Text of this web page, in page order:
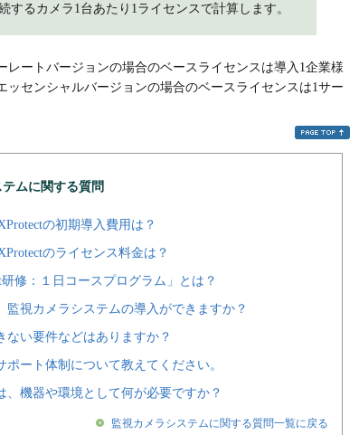
するカメラ1台あたり1ライセンスで計算します。
レートバージョンの場合のベースライセンスは導入1企業様
ッセンシャルバージョンの場合のベースライセンスは1サー
ムに関する質問
の初期導入費用は？
のライセンス料金は？
修：１日コースプログラム」とは？
視カメラシステムの導入ができますか？
ない要件などはありますか？
ート体制について教えてください。
機器や環境として何が必要ですか？
監視カメラシステムに関する質問一覧に戻る